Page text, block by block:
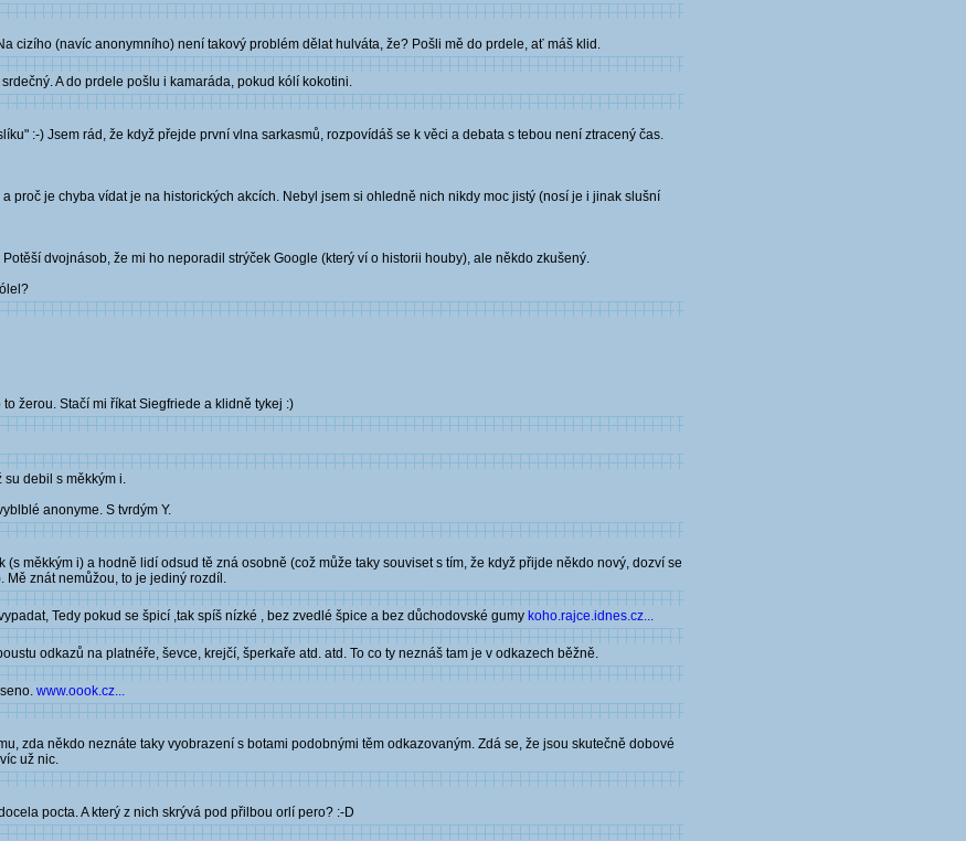
cizího (navíc anonymního) není takový problém dělat hulváta, že? Pošli mě do prdele, ať máš klid.
A do prdele pošlu i kamaráda, pokud kólí kokotini.
:-) Jsem rád, že když přejde první vlna sarkasmů, rozpovídáš se k věci a debata s tebou není ztracený čas.
proč je chyba vídat je na historických akcích. Nebyl jsem si ohledně nich nikdy moc jistý (nosí je i jinak slušní
dvojnásob, že mi ho neporadil strýček Google (který ví o historii houby), ale někdo zkušený.
žerou. Stačí mi říkat Siegfriede a klidně tykej :)
su debil s měkkým i.
anonyme. S tvrdým Y.
měkkým i) a hodně lidí odsud tě zná osobně (což může taky souviset s tím, že když přijde někdo nový, dozví se
Mě znát nemůžou, to je jediný rozdíl.
Tedy pokud se špicí ,tak spíš nízké , bez zvedlé špice a bez důchodovské gumy koho.rajce.idnes.cz...
odkazů na platnéře, ševce, krejčí, šperkaře atd. atd. To co ty neznáš tam je v odkazech běžně.
www.oook.cz...
zda někdo neznáte taky vyobrazení s botami podobnými těm odkazovaným. Zdá se, že jsou skutečně dobové
už nic.
pocta. A který z nich skrývá pod přilbou orlí pero? :-D